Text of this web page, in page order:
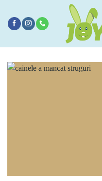
conținut